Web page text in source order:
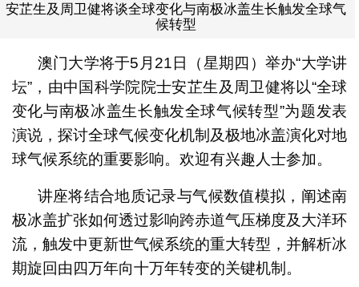
安芷生及周卫健将谈全球变化与南极冰盖生长触发全球气
候转型
澳门大学将于5月21日（星期四）举办“大学讲
坛”，由中国科学院院士安芷生及周卫健将以“全球
变化与南极冰盖生长触发全球气候转型”为题发表
演说，探讨全球气候变化机制及极地冰盖演化对地
球气候系统的重要影响。欢迎有兴趣人士参加。
讲座将结合地质记录与气候数值模拟，阐述南
极冰盖扩张如何透过影响跨赤道气压梯度及大洋环
流，触发中更新世气候系统的重大转型，并解析冰
期旋回由四万年向十万年转变的关键机制。